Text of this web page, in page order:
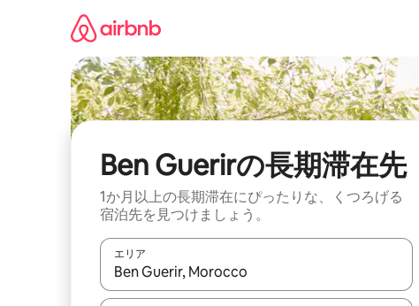
Ben Guerirの長期滞在先
1か月以上の長期滞在にぴったりな、くつろげる
宿泊先を見つけましょう。
エリア
検索結果が表示されたら、上下の矢印キーを使って移